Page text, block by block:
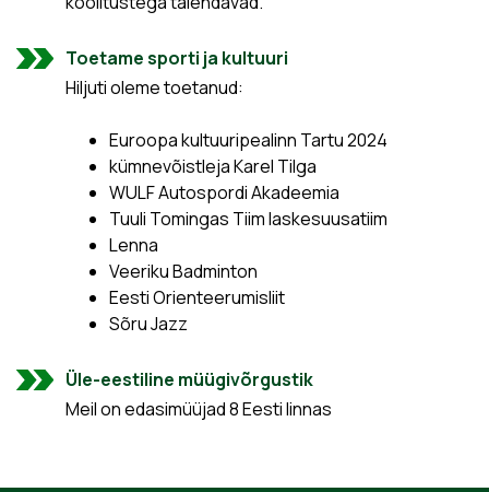
Toetame sporti ja kultuuri
Hiljuti oleme toetanud:
Euroopa kultuuripealinn Tartu 2024
kümnevõistleja Karel Tilga
WULF Autospordi Akadeemia
Tuuli Tomingas Tiim laskesuusatiim
Lenna
Veeriku Badminton
Eesti Orienteerumisliit
Sõru Jazz
Üle-eestiline müügivõrgustik
Meil on edasimüüjad 8 Eesti linnas